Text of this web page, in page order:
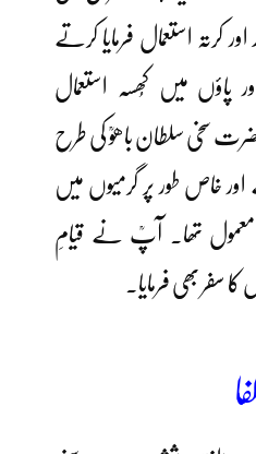
کرتہ استعمال فرمایا کرتے
پاؤں میں کُھسہ استعمال
سخی سلطان باھوؒ کی طرح
خاص طور پر گرمیوں میں
معمول تھا۔ آپؒ نے قیامِ
سفر بھی فرمایا۔